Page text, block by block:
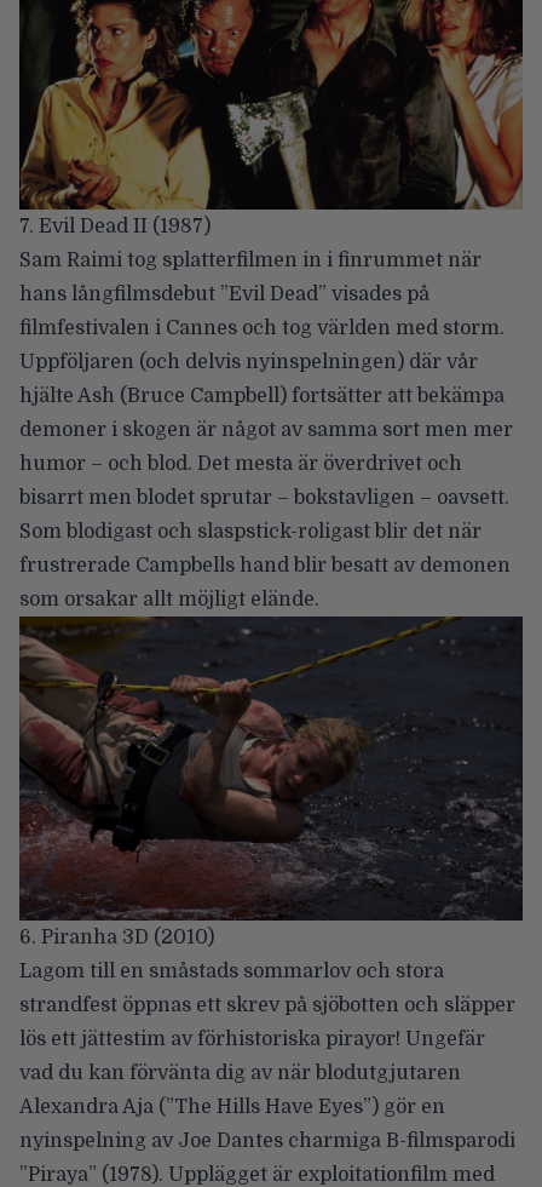
7. Evil Dead II (1987)
Sam Raimi tog splatterfilmen in i finrummet när
hans långfilmsdebut ”Evil Dead” visades på
filmfestivalen i Cannes och tog världen med storm.
Uppföljaren (och delvis nyinspelningen) där vår
hjälte Ash (Bruce Campbell) fortsätter att bekämpa
demoner i skogen är något av samma sort men mer
humor – och blod. Det mesta är överdrivet och
bisarrt men blodet sprutar – bokstavligen – oavsett.
Som blodigast och slaspstick-roligast blir det när
frustrerade Campbells hand blir besatt av demonen
som orsakar allt möjligt elände.
6. Piranha 3D (2010)
Lagom till en småstads sommarlov och stora
strandfest öppnas ett skrev på sjöbotten och släpper
lös ett jättestim av förhistoriska pirayor! Ungefär
vad du kan förvänta dig av när blodutgjutaren
Alexandra Aja (”The Hills Have Eyes”) gör en
nyinspelning av Joe Dantes charmiga B-filmsparodi
”Piraya” (1978). Upplägget är exploitationfilm med